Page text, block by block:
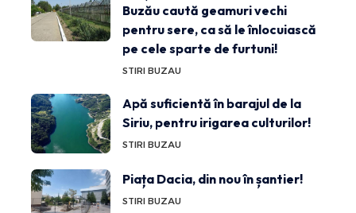
Buzău caută geamuri vechi
pentru sere, ca să le înlocuiască
pe cele sparte de furtuni!
STIRI BUZAU
Apă suficientă în barajul de la
Siriu, pentru irigarea culturilor!
STIRI BUZAU
Piața Dacia, din nou în șantier!
STIRI BUZAU